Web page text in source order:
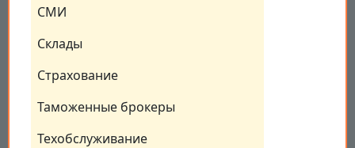
СМИ
Склады
Страхование
Таможенные брокеры
Техобслуживание